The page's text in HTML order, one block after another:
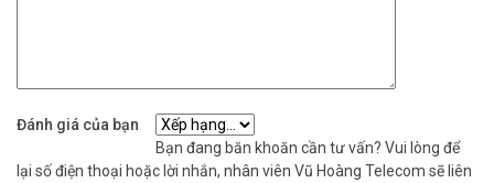
Đánh giá của bạn
Bạn đang băn khoăn cần tư vấn? Vui lòng để
lại số điện thoại hoặc lời nhắn, nhân viên Vũ Hoàng Telecom sẽ liên